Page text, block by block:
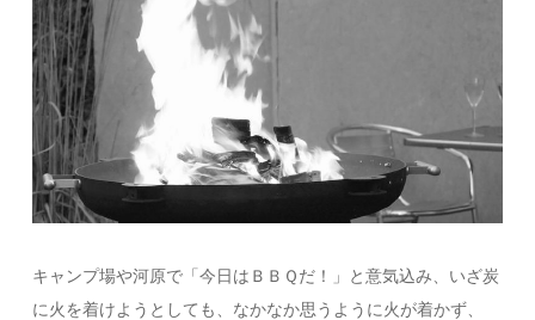
キャンプ場や河原で「今日はＢＢＱだ！」と意気込み、いざ炭
に火を着けようとしても、なかなか思うように火が着かず、